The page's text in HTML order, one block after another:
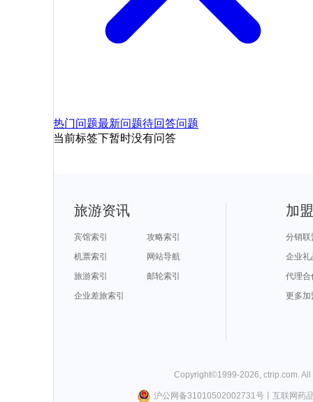
热门问题最新问题待回答问题
当前标签下暂时没有问答
旅游资讯
宾馆索引
攻略索引
机票索引
网站导航
旅游索引
邮轮索引
企业差旅索引
加
分销联
企业礼
代理合
更多加
Copyright©1999-2026, ctrip.com.
沪公网备31010502002731号丨 互联网药